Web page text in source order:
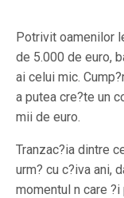
Potrivit oamenilor
de 5.000 de euro,
ai celui mic.
a putea cre?te un
mii de euro.
Tranzac?ia dintre
urm? cu c?iva ani,
momentul n care